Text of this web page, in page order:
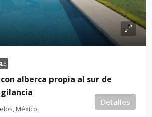
alberca propia al sur de
México
Detalles